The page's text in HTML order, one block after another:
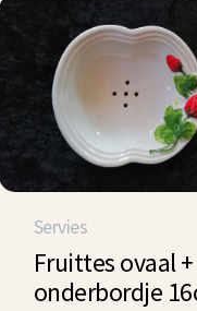
Servies
Fruittes ovaal +
onderbordje